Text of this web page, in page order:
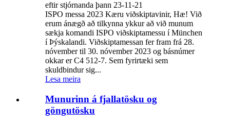
eftir stjórnanda þann 23-11-21
ISPO messa 2023 Kæru viðskiptavinir, Hæ! Við
erum ánægð að tilkynna ykkur að við munum
sækja komandi ISPO viðskiptamessu í München
í Þýskalandi. Viðskiptamessan fer fram frá 28.
nóvember til 30. nóvember 2023 og básnúmer
okkar er C4 512-7. Sem fyrirtæki sem
skuldbindur sig...
Lesa meira
Munurinn á fjallatösku og
göngutösku